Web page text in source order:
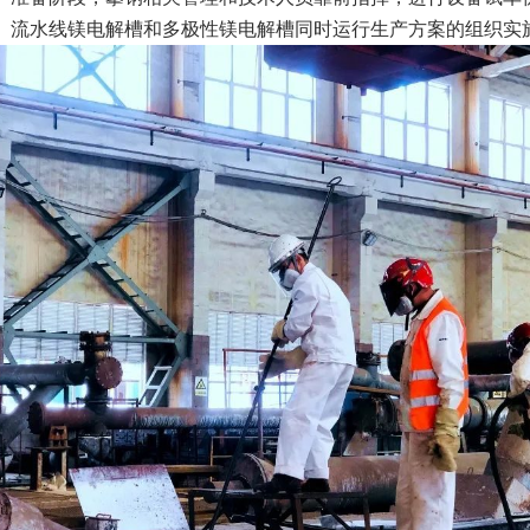
流水线镁电解槽和多极性镁电解槽同时运行生产方案的组织实